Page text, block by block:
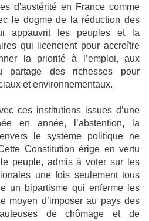
d'austérité en France comme
le dogme de la réduction des
appauvrit les peuples et la
qui licencient pour accroître
la priorité à l’emploi, aux
partage des richesses pour
et environnementaux.
ces institutions issues d’une
en année, l’abstention, la
le système politique ne
Constitution érige en vertu
le peuple, admis à voter sur les
une fois seulement tous
un bipartisme qui enferme les
moyen d’imposer au pays des
de chômage et de